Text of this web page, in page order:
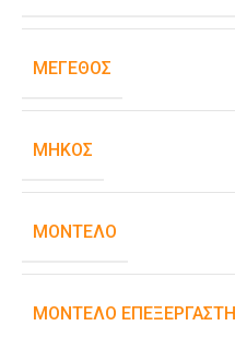
ΜΈΓΕΘΟΣ
ΜΉΚΟΣ
ΜΟΝΤΈΛΟ
ΜΟΝΤΈΛΟ ΕΠΕΞΕΡΓΑΣΤΉ